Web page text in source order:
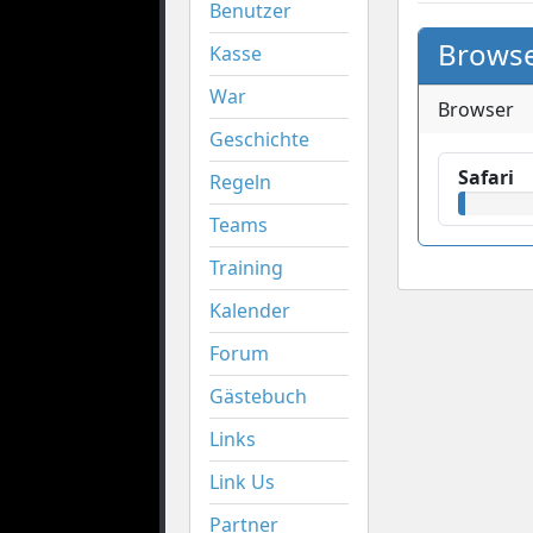
Benutzer
Kasse
War
Geschichte
Regeln
Teams
Training
Kalender
Forum
Gästebuch
Links
Link Us
Partner
Browser
Safari